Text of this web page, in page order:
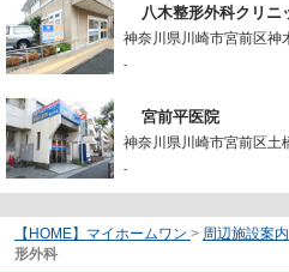
八木整形外科クリニ
神奈川県川崎市宮前区神
-
宮前平医院
神奈川県川崎市宮前区土
-
【HOME】マイホームワン > 周辺施設案内
形外科